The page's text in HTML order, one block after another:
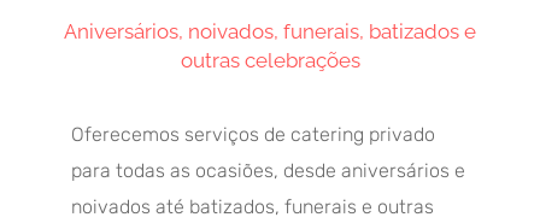
Aniversários, noivados, funerais, batizados e
outras celebrações
Oferecemos serviços de catering privado
para todas as ocasiões, desde aniversários e
noivados até batizados, funerais e outras